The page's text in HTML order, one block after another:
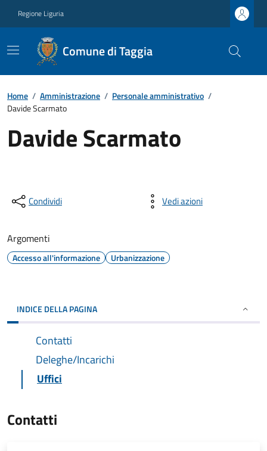
Regione Liguria
Comune di Taggia
Home / Amministrazione / Personale amministrativo /
Davide Scarmato
Davide Scarmato
Condividi Vedi azioni
Argomenti
Accesso all'informazione Urbanizzazione
INDICE DELLA PAGINA
Contatti
Deleghe/Incarichi
Uffici
Contatti